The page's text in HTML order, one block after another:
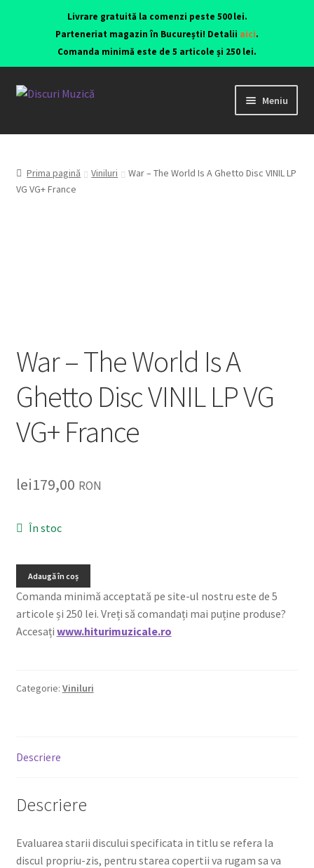
Livrare gratuită la comenzi peste 500 lei.
Parteneriat magazin în București! Detalii aici.
Comanda minimă este de 5 articole și 250 lei.
Meniu
Viniluri ediții originale anii 70-90
CD-uri originale
Oferta lunii
Contul meu
Blog
Prima pagină Viniluri
War – The World Is A Ghetto Disc VINIL LP
VG VG+ France
War – The World Is A
Ghetto Disc VINIL LP VG
VG+ France
lei179,00 RON
În stoc
Adaugă în coș
Comanda minimă acceptată pe site-ul nostru este de 5
articole și 250 lei. Vreți să comandați mai puține produse?
Accesați www.hiturimuzicale.ro
Categorie: Viniluri
Descriere
Descriere
Evaluarea starii discului specificata in titlu se refera la
discul propriu-zis, pentru starea copertii va rugam sa va